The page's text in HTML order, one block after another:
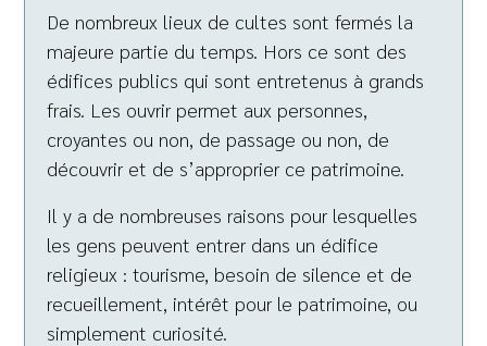
De nombreux lieux de cultes sont fermés la
majeure partie du temps. Hors ce sont des
édifices publics qui sont entretenus à grands
frais. Les ouvrir permet aux personnes,
croyantes ou non, de passage ou non, de
découvrir et de s’approprier ce patrimoine.
Il y a de nombreuses raisons pour lesquelles
les gens peuvent entrer dans un édifice
religieux : tourisme, besoin de silence et de
recueillement, intérêt pour le patrimoine, ou
simplement curiosité.